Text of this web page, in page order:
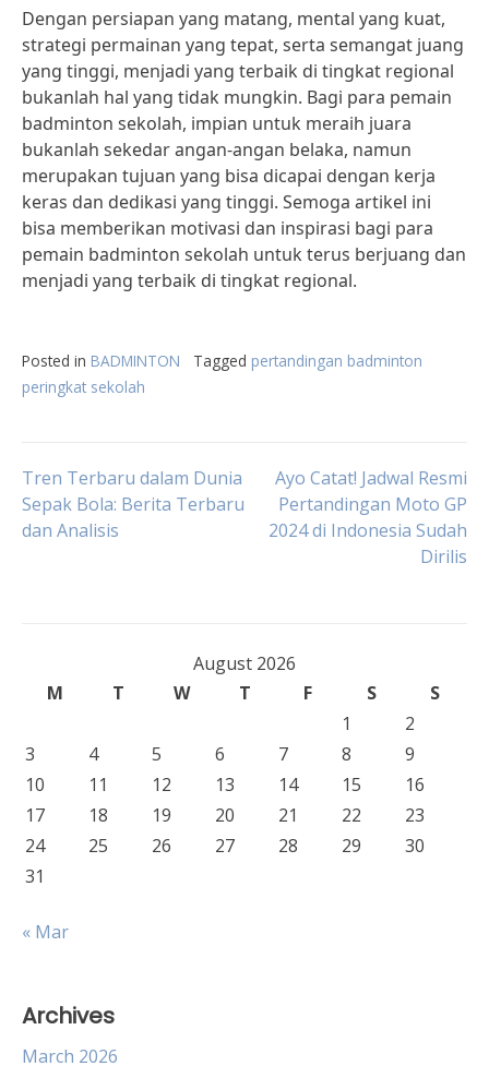
Dengan persiapan yang matang, mental yang kuat,
strategi permainan yang tepat, serta semangat juang
yang tinggi, menjadi yang terbaik di tingkat regional
bukanlah hal yang tidak mungkin. Bagi para pemain
badminton sekolah, impian untuk meraih juara
bukanlah sekedar angan-angan belaka, namun
merupakan tujuan yang bisa dicapai dengan kerja
keras dan dedikasi yang tinggi. Semoga artikel ini
bisa memberikan motivasi dan inspirasi bagi para
pemain badminton sekolah untuk terus berjuang dan
menjadi yang terbaik di tingkat regional.
Posted in BADMINTON Tagged pertandingan badminton
peringkat sekolah
Post
navigation
Tren Terbaru dalam Dunia
Sepak Bola: Berita Terbaru
dan Analisis
Ayo Catat! Jadwal Resmi
Pertandingan Moto GP
2024 di Indonesia Sudah
Dirilis
August 2026
M
T W T F S
S
1
2
3
4 5 6 7 8
9
10
11 12 13 14 15
16
17
18 19 20 21 22
23
24
25 26 27 28 29
30
31
« Mar
Archives
March 2026